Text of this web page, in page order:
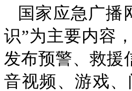
国家应急广播
识”为主要内容
发布预警、救援
音视频、游戏